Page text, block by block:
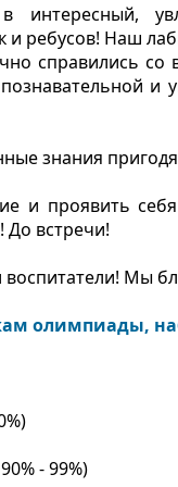
и ребусов! Наш
справились
и
знания
и проявить
До встречи!
Мы
олимпиады,
- 99%)